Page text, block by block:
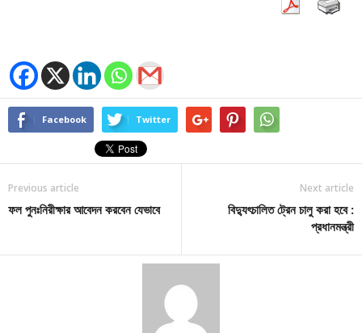
Facebook Twitter
Previous article
ফল পুনঃনিরীক্ষার আবেদন করবেন যেভাবে
Next article
বিদ্যুৎচালিত ট্রেন চালু করা হবে :
প্রধানমন্ত্রী